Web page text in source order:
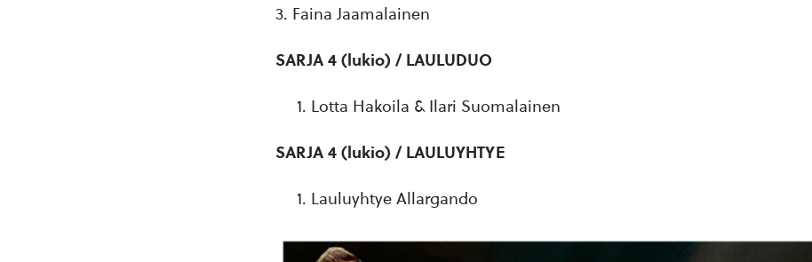
3. Faina Jaamalainen
SARJA 4 (lukio) / LAULUDUO
Lotta Hakoila & Ilari Suomalainen
SARJA 4 (lukio) / LAULUYHTYE
Lauluyhtye Allargando